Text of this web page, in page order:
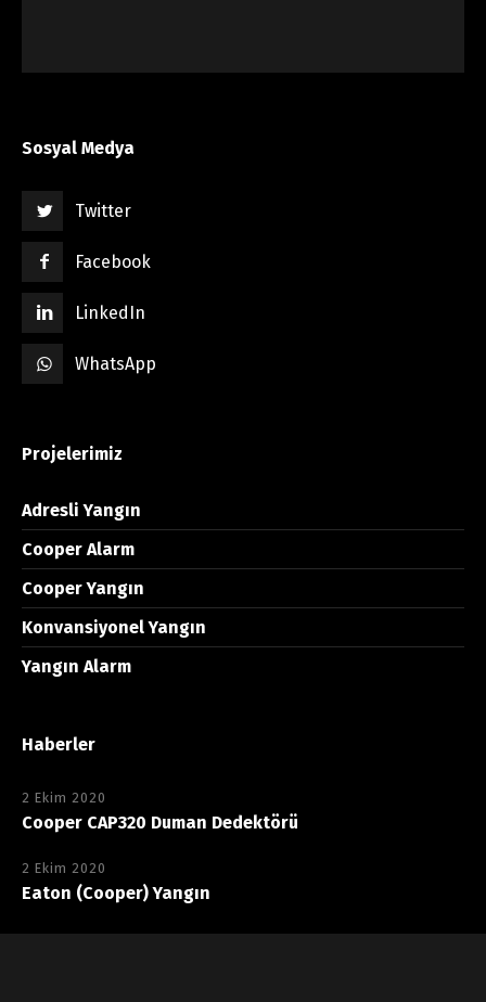
Sosyal Medya
Twitter
Facebook
LinkedIn
WhatsApp
Projelerimiz
Adresli Yangın
Cooper Alarm
Cooper Yangın
Konvansiyonel Yangın
Yangın Alarm
Haberler
2 Ekim 2020
Cooper CAP320 Duman Dedektörü
2 Ekim 2020
Eaton (Cooper) Yangın